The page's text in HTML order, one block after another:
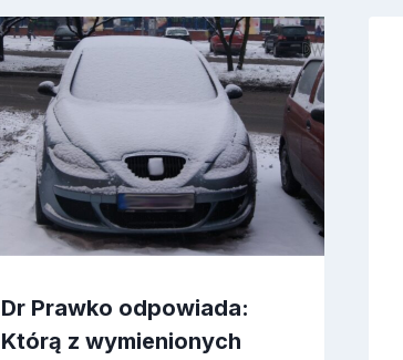
Dr Prawko odpowiada:
Którą z wymienionych